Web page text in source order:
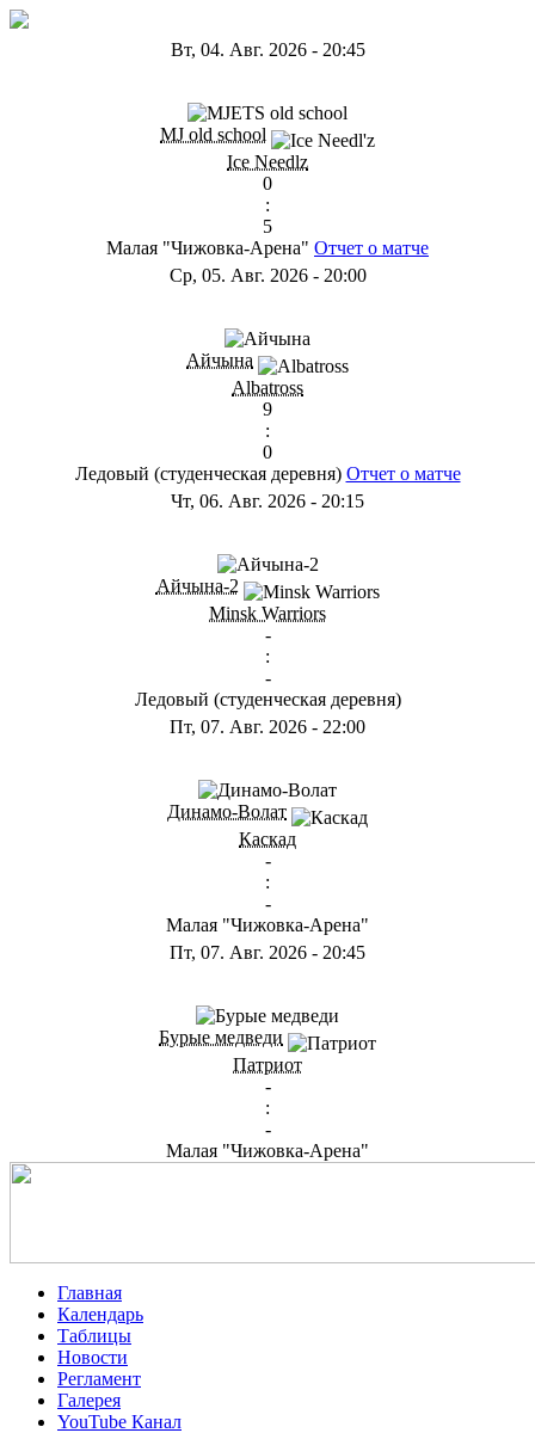
Вт, 04. Авг. 2026- 20:45
MJ old school
Ice Needlz
0
:
5
Малая "Чижовка-Арена" Отчет о матче
Ср, 05. Авг. 2026- 20:00
Айчына
Albatross
9
:
0
Ледовый (студенческая деревня) Отчет о матче
Чт, 06. Авг. 2026 - 20:15
Айчына-2
Minsk Warriors
-
:
-
Ледовый (студенческая деревня)
Пт, 07. Авг. 2026 - 22:00
Динамо-Волат
Каскад
-
:
-
Малая "Чижовка-Арена"
Пт, 07. Авг. 2026 - 20:45
Бурые медведи
Патриот
-
:
-
Малая "Чижовка-Арена"
Главная
Календарь
Таблицы
Новости
Регламент
Галерея
YouTube Канал